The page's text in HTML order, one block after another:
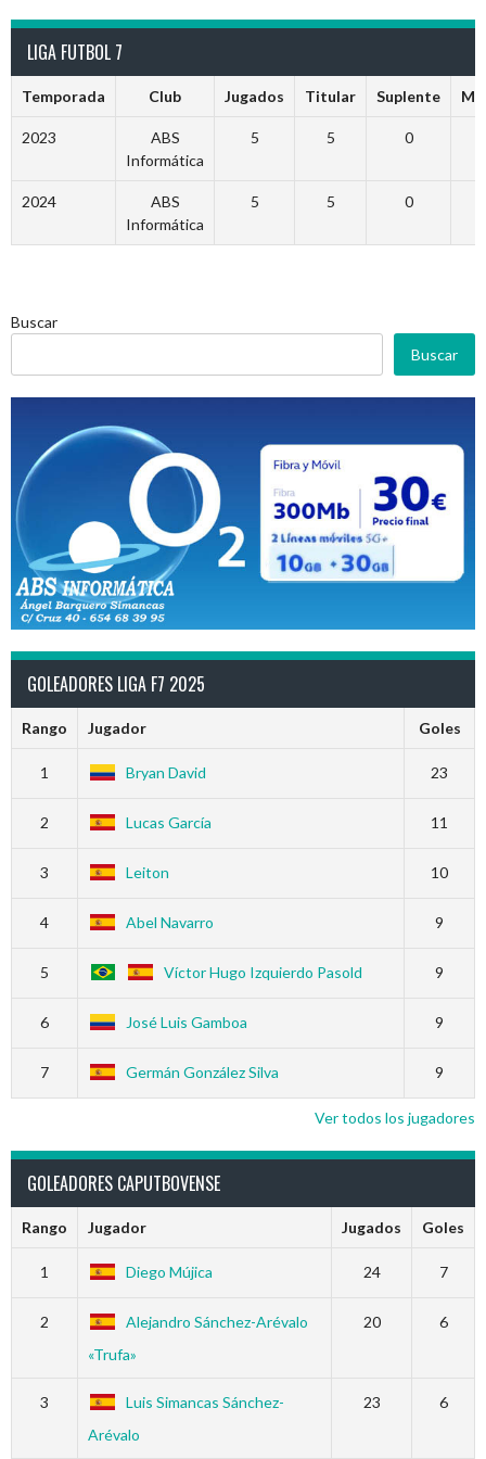
LIGA FUTBOL 7
Temporada Club Jugados Titular Suplente
2023
ABS
Informática
5 5 0
2024
ABS
Informática
5 5 0
Buscar
Buscar
GOLEADORES LIGA F7 2025
Rango Jugador Goles
1 Bryan David 23
2 Lucas García 11
3 Leiton 10
4 Abel Navarro 9
5 Víctor Hugo Izquierdo Pasold 9
6 José Luis Gamboa 9
7 Germán González Silva 9
Ver todos los jugadores
GOLEADORES CAPUTBOVENSE
Rango Jugador Jugados Goles
1 Diego Mújica 24 7
2
Alejandro Sánchez-Arévalo
«Trufa»
20 6
3
Luis Simancas Sánchez-
Arévalo
23 6